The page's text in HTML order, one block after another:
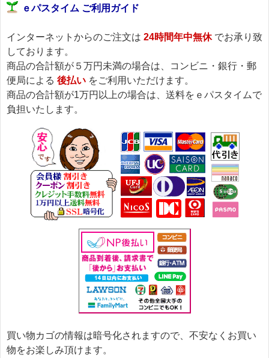
ｅパスタイム ご利用ガイド
インターネットからのご注文は 24時間年中無休でお承り致
しております。
商品の合計額が５万円未満の場合は、コンビニ・銀行・郵
便局による 後払い をご利用いただけます。
商品の合計額が1万円以上の場合は、送料をｅパスタイムで
負担いたします。
買い物カゴの情報は暗号化されますので、不安なくお買い
物をお楽しみ頂けます。